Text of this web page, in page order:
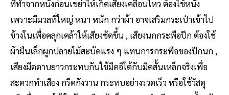
ที่ทำจากหนังก่อนเขย่าให้เกิดเสียงเคลื่อนไหว ต้องใช้หนัง
เพราะมีมวลที่ใหญ่ หนา หนัก กว่าผ้า อาจเสริมกระเป๋าเข้าไป
ข้างในเพื่อคลุกเคล้าให้เสียงชัดขึ้น , เสียงนกกระพือปีก ต้องใช้
ผ้าผืนเล็กผูกปลายไม้สะบัดแรง ๆ แทนการกระพือของปีกนก ,
เสียงมีดดาบยาวกระทบกันใช้มีดอีโต้กับมีดสั้นเหล็กจริงเพื่อ
สะดวกทำเสียง กรีดกังวาน กระทบอย่างรวดเร็ว หรือใช้วัสดุ